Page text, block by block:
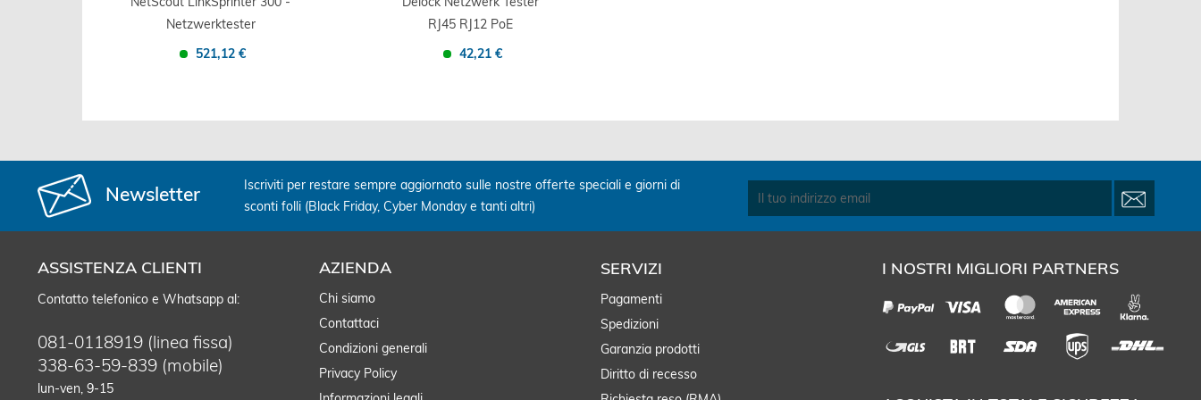
Netzwerktester
521,12 €
RJ45 RJ12 PoE
42,21 €
Newsletter
Iscriviti per restare sempre aggiornato sulle nostre offerte speciali e giorni di
sconti folli (Black Friday, Cyber Monday e tanti altri)
ASSISTENZA CLIENTI
Contatto telefonico e Whatsapp al:
081-0118919 (linea fissa)
338-63-59-839 (mobile)
lun-ven, 9-15
AZIENDA
Chi siamo
Contattaci
Condizioni generali
Privacy Policy
SERVIZI
Pagamenti
Spedizioni
Garanzia prodotti
Diritto di recesso
I NOSTRI MIGLIORI PARTNERS